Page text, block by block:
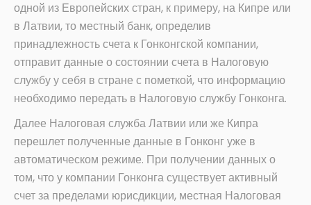
одной из Европейских стран, к примеру, на Кипре или
в Латвии, то местный банк, определив
принадлежность счета к Гонконгской компании,
отправит данные о состоянии счета в Налоговую
службу у себя в стране с пометкой, что информацию
необходимо передать в Налоговую службу Гонконга.
Далее Налоговая служба Латвии или же Кипра
перешлет полученные данные в Гонконг уже в
автоматическом режиме. При получении данных о
том, что у компании Гонконга существует активный
счет за пределами юрисдикции, местная Налоговая